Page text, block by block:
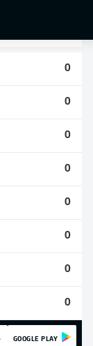
0
0
0
0
0
0
0
0
GOOGLE PLAY